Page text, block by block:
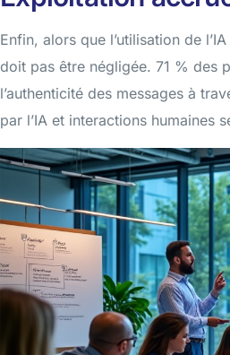
Enfin, alors que l’utilisation de
doit pas être négligée. 71 % des
l’authenticité des messages à
par l’IA et interactions humaines